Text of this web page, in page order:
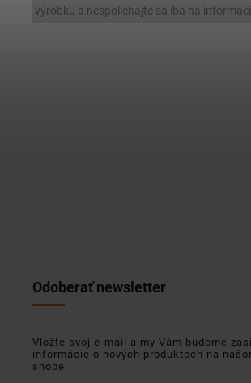
výrobku a nespoliehajte sa iba na
Odoberať newsletter
Vložte svoj e-mail a my Vám budeme
informácie o nových produktoch na
shope.